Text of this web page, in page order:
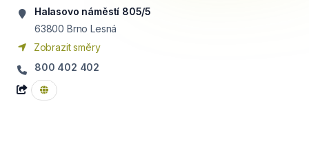
Halasovo náměstí 805/5
63800 Brno Lesná
Zobrazit směry
800 402 402